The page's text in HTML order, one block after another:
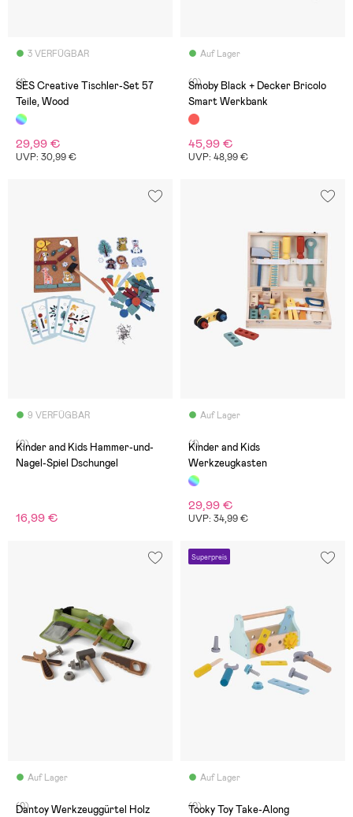
3 VERFÜGBAR
(1)
SES Creative Tischler-Set 57
Teile, Wood
29,99 €
UVP: 30,99 €
Auf Lager
(0)
Smoby Black + Decker Bricolo
Smart Werkbank
45,99 €
UVP: 48,99 €
9 VERFÜGBAR
(0)
Kinder and Kids Hammer-und-
Nagel-Spiel Dschungel
16,99 €
Auf Lager
(1)
Kinder and Kids
Werkzeugkasten
29,99 €
UVP: 34,99 €
Auf Lager
(0)
Dantoy Werkzeuggürtel Holz
Superpreis
Auf Lager
(0)
Tooky Toy Take-Along